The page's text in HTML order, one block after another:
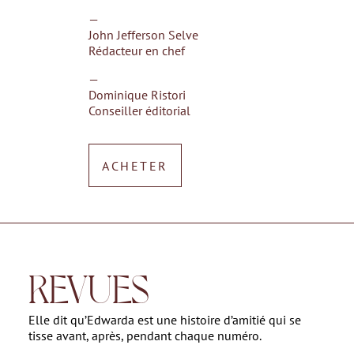
—
John Jefferson Selve
Rédacteur en chef
—
Dominique Ristori
Conseiller éditorial
ACHETER
REVUES
Elle dit qu’Edwarda est une histoire d’amitié qui se
tisse avant, après, pendant chaque numéro.